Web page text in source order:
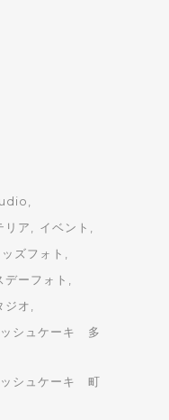
リア
イベント
ズフォト
デーフォト
ジオ
ッシュケーキ 多
ッシュケーキ 町